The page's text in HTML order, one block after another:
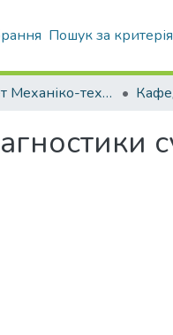
Пошук за
Факультет Механіко-технологічний